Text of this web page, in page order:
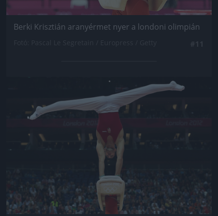
Berki Krisztián aranyérmet nyer a londoni olimpián
Jön még kép!